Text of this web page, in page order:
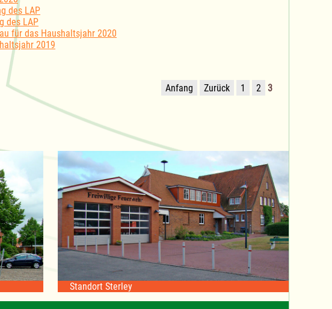
des LAP
des LAP
für das Haushaltsjahr 2020
2019
Anfang Zurück 1 2 3
Standort Sterley